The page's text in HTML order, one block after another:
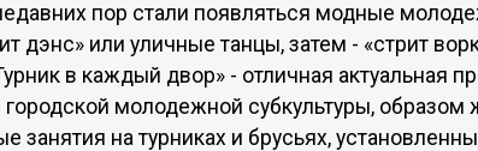
пор стали появляться модные
дэнс» или уличные танцы, затем - «стрит
в каждый двор» - отличная актуальная
городской молодежной субкультуры, образом
занятия на турниках и брусьях,